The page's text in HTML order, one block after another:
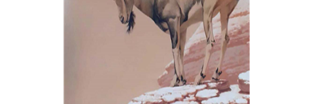
הנחת אתר ספר מודפס
$54
$49